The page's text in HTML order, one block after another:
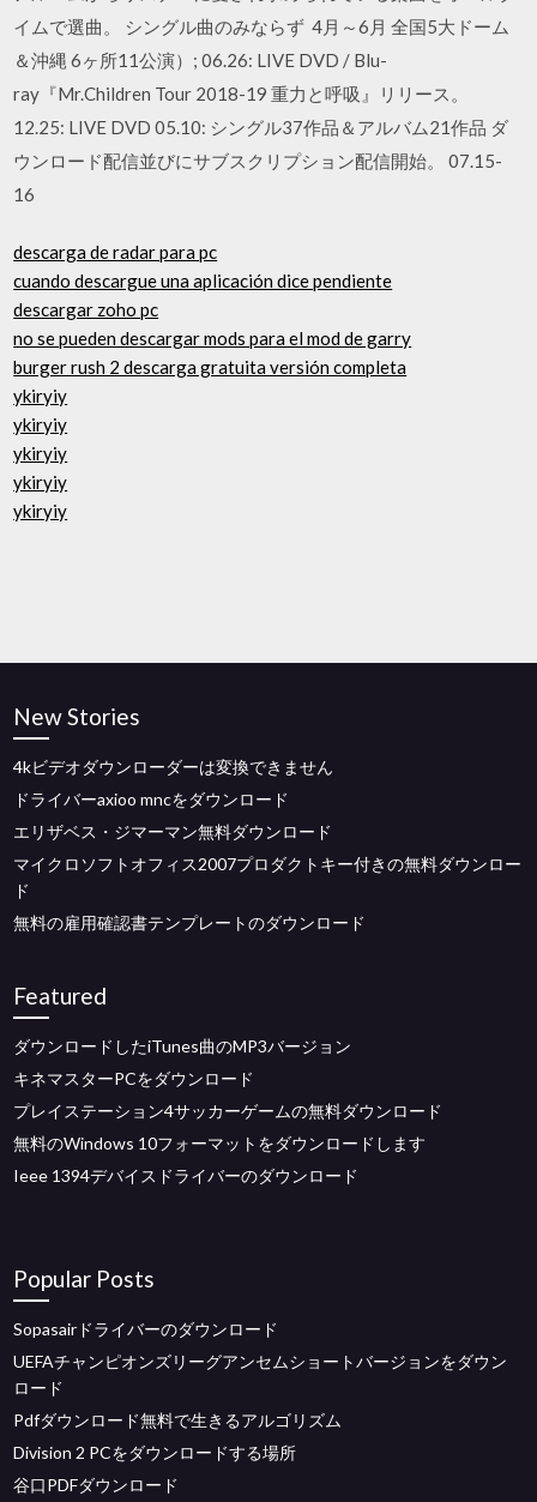
イムで選曲。 シングル曲のみならず 4月～6月 全国5大ドーム
＆沖縄 6ヶ所11公演）; 06.26: LIVE DVD / Blu-
ray『Mr.Children Tour 2018-19 重力と呼吸』リリース。
12.25: LIVE DVD 05.10: シングル37作品＆アルバム21作品 ダ
ウンロード配信並びにサブスクリプション配信開始。 07.15-
16
descarga de radar para pc
cuando descargue una aplicación dice pendiente
descargar zoho pc
no se pueden descargar mods para el mod de garry
burger rush 2 descarga gratuita versión completa
ykiryiy
ykiryiy
ykiryiy
ykiryiy
ykiryiy
New Stories
4kビデオダウンローダーは変換できません
ドライバーaxioo mncをダウンロード
エリザベス・ジマーマン無料ダウンロード
マイクロソフトオフィス2007プロダクトキー付きの無料ダウンロー
ド
無料の雇用確認書テンプレートのダウンロード
Featured
ダウンロードしたiTunes曲のMP3バージョン
キネマスターPCをダウンロード
プレイステーション4サッカーゲームの無料ダウンロード
無料のWindows 10フォーマットをダウンロードします
Ieee 1394デバイスドライバーのダウンロード
Popular Posts
Sopasairドライバーのダウンロード
UEFAチャンピオンズリーグアンセムショートバージョンをダウン
ロード
Pdfダウンロード無料で生きるアルゴリズム
Division 2 PCをダウンロードする場所
谷口PDFダウンロード